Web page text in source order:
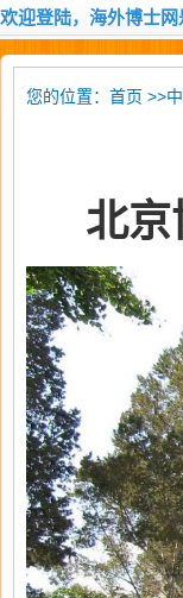
欢迎登陆，海外博士
您的位置： 首页 >>
北京